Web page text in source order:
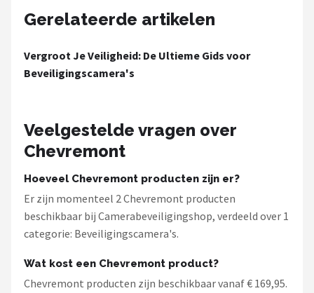
Gerelateerde artikelen
Vergroot Je Veiligheid: De Ultieme Gids voor
Beveiligingscamera's
Veelgestelde vragen over
Chevremont
Hoeveel Chevremont producten zijn er?
Er zijn momenteel 2 Chevremont producten
beschikbaar bij Camerabeveiligingshop, verdeeld over 1
categorie: Beveiligingscamera's.
Wat kost een Chevremont product?
Chevremont producten zijn beschikbaar vanaf € 169,95.